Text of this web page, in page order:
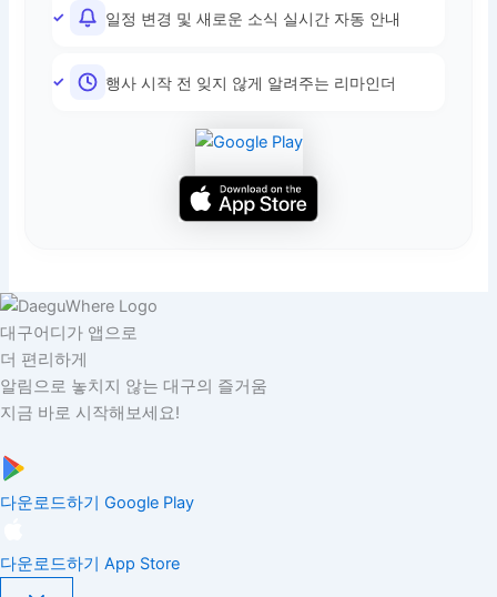
일정 변경 및 새로운 소식 실시간 자동 안내
행사 시작 전 잊지 않게 알려주는 리마인더
대구어디가 앱으로
더 편리하게
알림으로 놓치지 않는 대구의 즐거움
지금 바로 시작해보세요!
다운로드하기 Google Play
다운로드하기 App Store